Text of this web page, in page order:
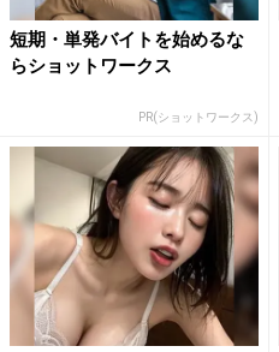
短期・単発バイトを始めるな
らショットワークス
PR(ショットワークス)